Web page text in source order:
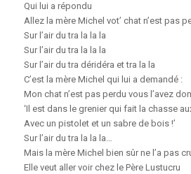
Qui lui a répondu
Allez la mère Michel vot’ chat n’est pas
Sur l’air du tra la la la
Sur l’air du tra la la la
Sur l’air du tra déridéra et tra la la
C’est la mère Michel qui lui a demandé :
Mon chat n’est pas perdu vous l’avez
‘Il est dans le grenier qui fait la chasse
Avec un pistolet et un sabre de bois !’
Sur l’air du tra la la la…
Mais la mère Michel bien sûr ne l’a pas
Elle veut aller voir chez le Père Lustucru